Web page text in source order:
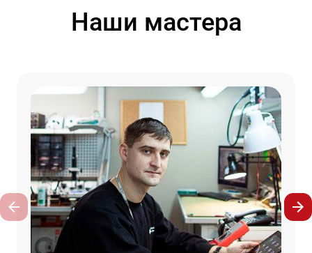
Наши мастера